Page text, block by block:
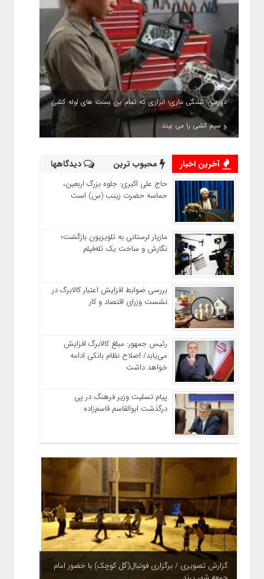
دوربین شلنگی ماری؛ ابزاری که تمام بن بست های لوله کشی
و سیم کشی را می بیند
آخرین اخبار محبوب ترین دیدگاهها
حاج‌ علی‌ اکبری: جلوه بزرگ اربعین،
حماسه حضرت زینب (س) است
مازیار لرستانی به تلویزیون بازگشت؛
نگارش و ساخت یک تله‌فیلم
بررسی ضوابط افزایش اعتبار کالابرگ در
نشست وزرای اقتصاد و کار
رئیس‌ جمهور: مبلغ کالابرگ افزایش
می‌یابد/ اصلاح نظام بانکی ادامه
خواهد داشت
پیام تسلیت وزیر فرهنگ در پی
درگذشت ابوالقاسم قاسم‌زاده